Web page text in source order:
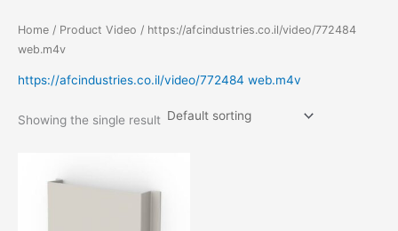
Home / Product Video / https://afcindustries.co.il/video/772484
web.m4v
https://afcindustries.co.il/video/772484 web.m4v
Showing the single result